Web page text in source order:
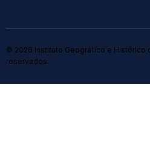
© 2026 Instituto Geográfico e Histórico
reservados.